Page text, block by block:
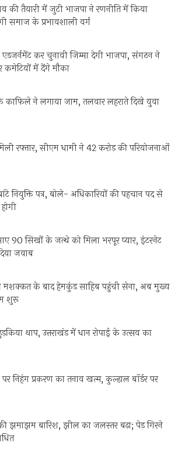
की तैयारी में जुटी भाजपा ने रणनीति में किया
समाज के प्रभावशाली वर्ग
एडजर्नमेंट कर चुनावी जिम्मा देगी भाजपा, संगठन ने
में देंगे मौका
काफिले ने लगाया जाम, तलवार लहराते दिखे युवा
रफ्तार, सीएम धामी ने 42 करोड़ की परियोजनाओं
नियुक्ति पत्र, बोले- अधिकारियों की पहचान पद से
90 सिखों के जत्थे को मिला भरपूर प्यार, इंटरनेट
जवाब
मशक्कत के बाद हेमकुंड साहिब पहुंची सेना, अब मुख्य
शुरू
थाप, उत्तराखंड में धान रोपाई के उत्सव का
निहंग प्रकरण का तनाव खत्म, कुल्हाल बॉर्डर पर
झमाझम बारिश, झील का जलस्तर बढ़ा; पेड़ गिरने